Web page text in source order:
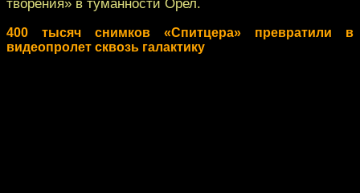
400 тысяч снимков «Спитцера» превратили в
видеопролет сквозь галактику